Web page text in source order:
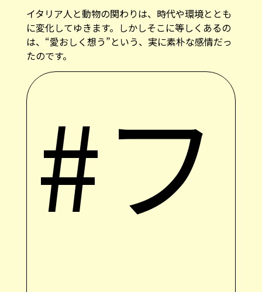
イタリア人と動物の関わりは、時代や環境ととも
に変化してゆきます。しかしそこに等しくあるの
は、“愛おしく想う”という、実に素朴な感情だっ
たのです。
#フ